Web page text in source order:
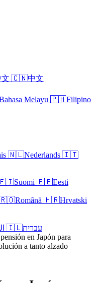
🇨🇳中文
Melayu 🇵🇭Filipino
🇳🇱Nederlands 🇮🇹
Suomi 🇪🇪Eesti
Română 🇭🇷Hrvatski
🇮🇱עברית
en Japón para
a tanto alzado